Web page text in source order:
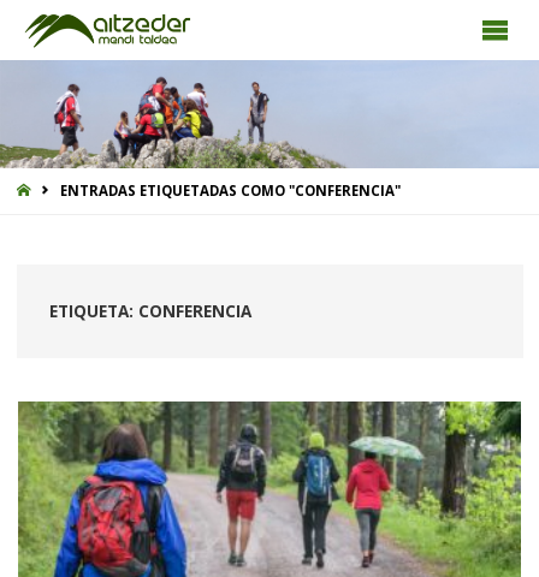
INICIOENTRADAS ETIQUETADAS COMO "CONFERENCIA"
ETIQUETA: CONFERENCIA